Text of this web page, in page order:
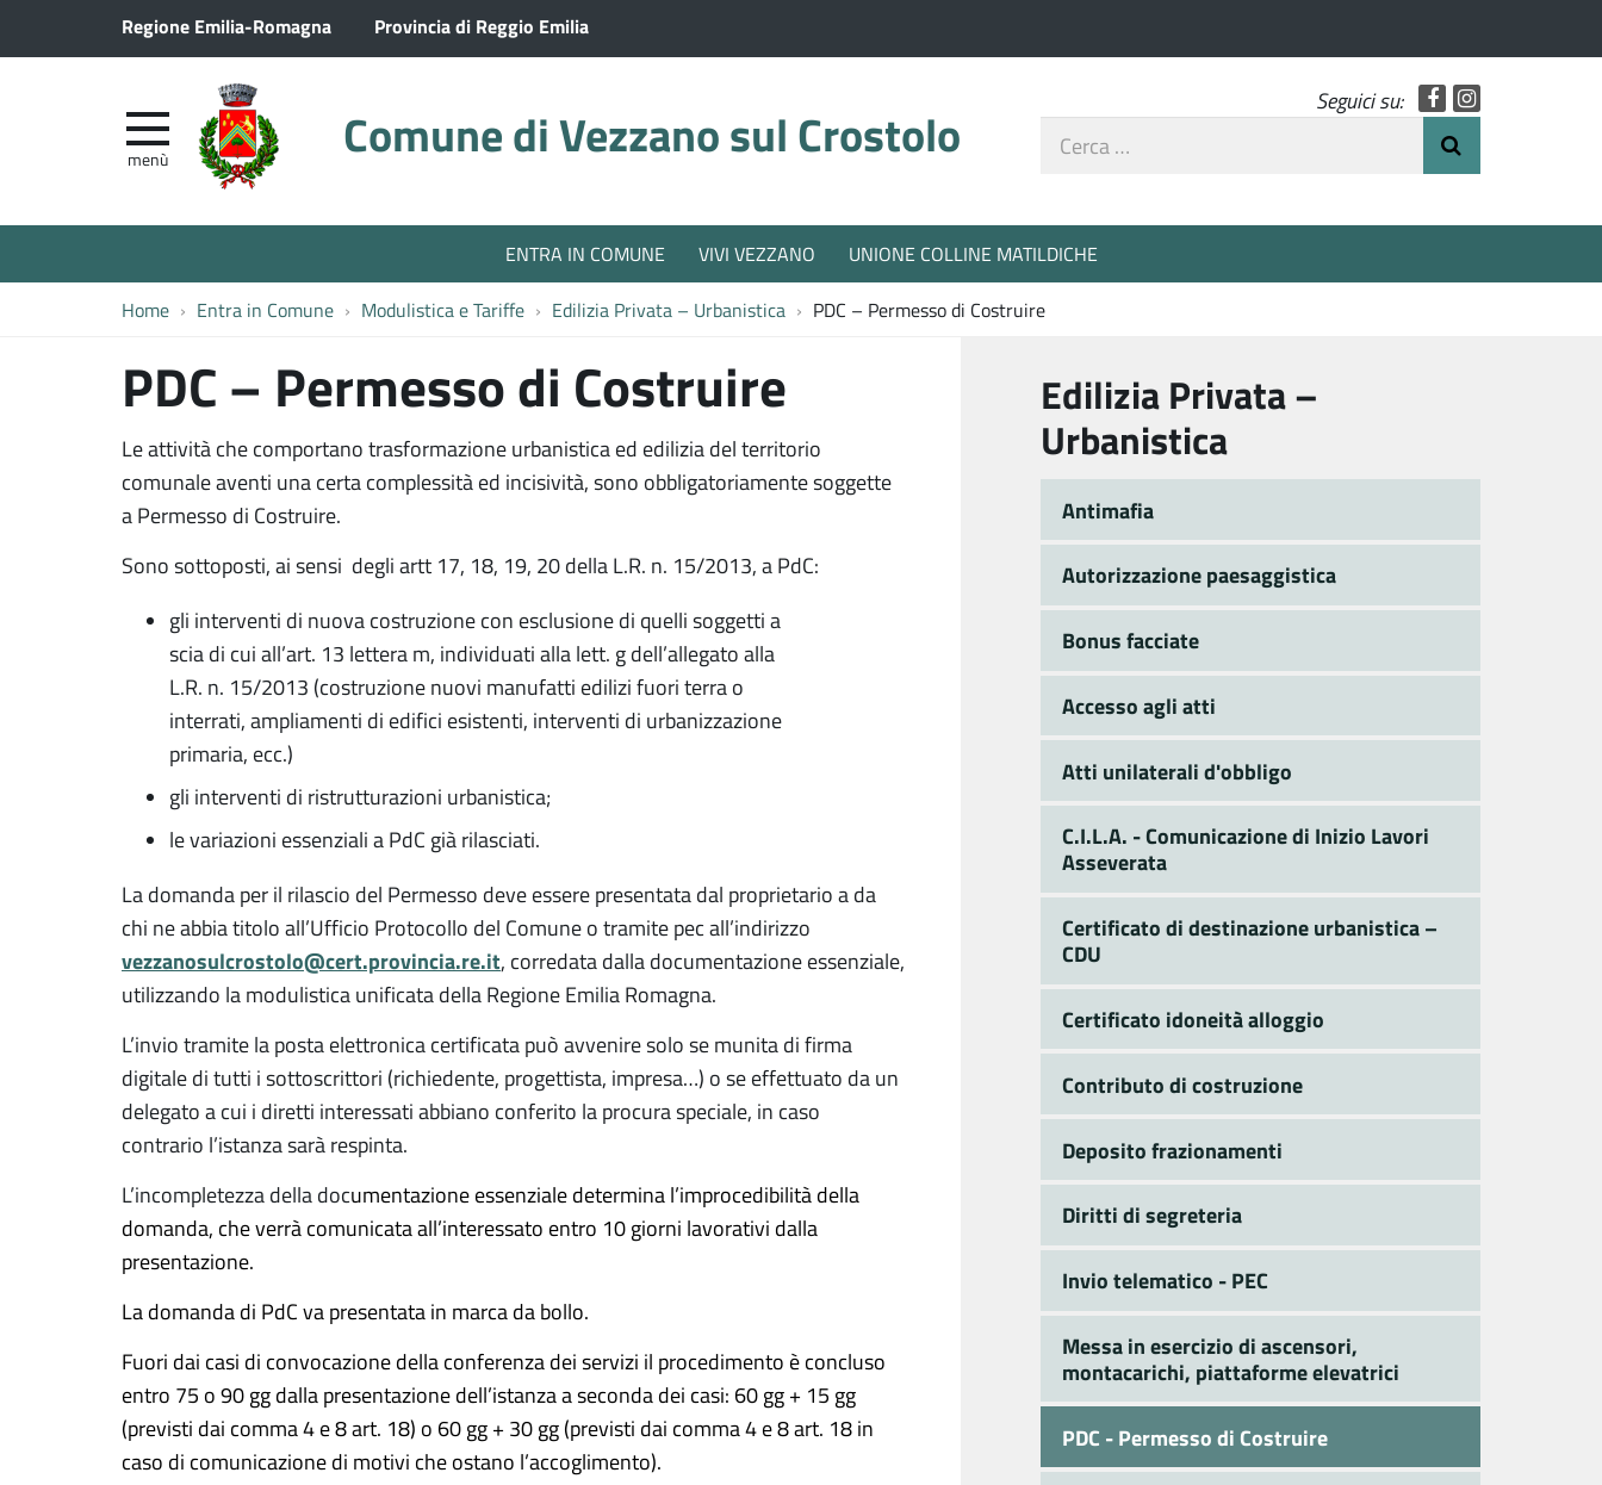
Regione Emilia-Romagna Provincia di Reggio Emilia
Comune di Vezzano sul Crostolo
menù
Seguici su: Facebook
Cerca
ENTRA IN COMUNE VIVI VEZZANO UNIONE COLLINE MATILDICHE
Home Entra in Comune Modulistica e Tariffe Edilizia Privata – Urbanistica PDC – Permesso di Costruire
PDC – Permesso di Costruire
Le attività che comportano trasformazione urbanistica ed edilizia del territorio
comunale aventi una certa complessità ed incisività, sono obbligatoriamente soggette
a Permesso di Costruire.
Sono sottoposti, ai sensi degli artt 17, 18, 19, 20 della L.R. n. 15/2013, a PdC:
gli interventi di nuova costruzione con esclusione di quelli soggetti a
scia di cui all’art. 13 lettera m, individuati alla lett. g dell’allegato alla
L.R. n. 15/2013 (costruzione nuovi manufatti edilizi fuori terra o
interrati, ampliamenti di edifici esistenti, interventi di urbanizzazione
primaria, ecc.)
gli interventi di ristrutturazioni urbanistica;
le variazioni essenziali a PdC già rilasciati.
La domanda per il rilascio del Permesso deve essere presentata dal proprietario a da
chi ne abbia titolo all’Ufficio Protocollo del Comune o tramite pec all’indirizzo
vezzanosulcrostolo@cert.provincia.re.it, corredata dalla documentazione essenziale,
utilizzando la modulistica unificata della Regione Emilia Romagna.
L’invio tramite la posta elettronica certificata può avvenire solo se munita di firma
digitale di tutti i sottoscrittori (richiedente, progettista, impresa…) o se effettuato da un
delegato a cui i diretti interessati abbiano conferito la procura speciale, in caso
contrario l’istanza sarà respinta.
L’incompletezza della documentazione essenziale determina l’improcedibilità della
domanda, che verrà comunicata all’interessato entro 10 giorni lavorativi dalla
presentazione.
La domanda di PdC va presentata in marca da bollo.
Fuori dai casi di convocazione della conferenza dei servizi il procedimento è concluso
entro 75 o 90 gg dalla presentazione dell’istanza a seconda dei casi: 60 gg + 15 gg
(previsti dai comma 4 e 8 art. 18) o 60 gg + 30 gg (previsti dai comma 4 e 8 art. 18 in
caso di comunicazione di motivi che ostano l’accoglimento).
Edilizia Privata –
Urbanistica
Antimafia
Autorizzazione paesaggistica
Bonus facciate
Accesso agli atti
Atti unilaterali d'obbligo
C.I.L.A. - Comunicazione di Inizio Lavori
Asseverata
Certificato di destinazione urbanistica –
CDU
Certificato idoneità alloggio
Contributo di costruzione
Deposito frazionamenti
Diritti di segreteria
Invio telematico - PEC
Messa in esercizio di ascensori,
montacarichi, piattaforme elevatrici
PDC - Permesso di Costruire